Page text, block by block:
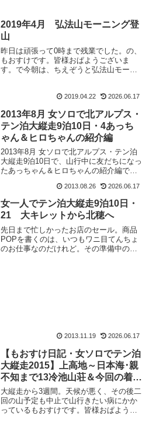
2019年4月 弘法山モーニング登
山
昨日は頑張って0時まで残業でした。の、
もおすけです。皆様おぱようございま
す。で今朝は、ちえぞうと弘法山モーニ
です。でしょでしょ。サンドイッチ食べ
2019.04.22 2026.06.17
2013年8月 女ソロで北アルプス・
テン泊大縦走9泊10日・4あっち
ゃん＆ヒロちゃんの紹介編
2013年8月 女ソロで北アルプス・テン泊
大縦走9泊10日で、山行中に友だちになっ
たあっちゃん＆ヒロちゃんの紹介編で
2013.08.26 2026.06.17
女一人でテン泊大縦走9泊10日・
21 大キレットから北穂へ
先日まで忙しかったお店のセール。商品
POPを書くのは、いつもワニ目てんちょ
のお仕事なのだけれど。その準備中のあ
2013.11.19 2026.06.17
【もおすけ日記・女ソロでテン泊
大縦走2015】上高地～日本海･親
不知まで13冷池山荘＆今回の着替
えはこれだけ！
大縦走から3週間。天候が悪く、その後二
回の山予定も中止で山行きたい病にかか
っているもおすけです。皆様おぱようご